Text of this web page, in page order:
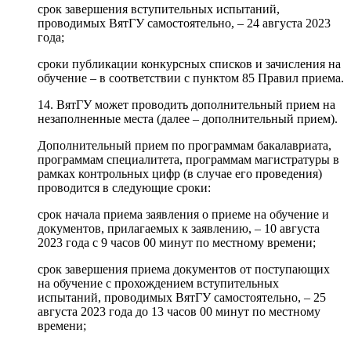
срок завершения вступительных испытаний,
проводимых ВятГУ самостоятельно, – 24 августа 2023
года;
сроки публикации конкурсных списков и зачисления на
обучение – в соответствии с пунктом 85 Правил приема.
14. ВятГУ может проводить дополнительный прием на
незаполненные места (далее – дополнительный прием).
Дополнительный прием по программам бакалавриата,
программам специалитета, программам магистратуры в
рамках контрольных цифр (в случае его проведения)
проводится в следующие сроки:
срок начала приема заявления о приеме на обучение и
документов, прилагаемых к заявлению, – 10 августа
2023 года с 9 часов 00 минут по местному времени;
срок завершения приема документов от поступающих
на обучение с прохождением вступительных
испытаний, проводимых ВятГУ самостоятельно, – 25
августа 2023 года до 13 часов 00 минут по местному
времени;